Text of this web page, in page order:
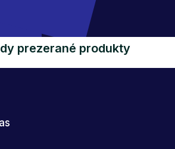
prezerané produkty